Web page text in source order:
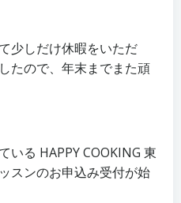
少しだけ休暇をいただ
たので、年末までまた頑
いる HAPPY COOKING 東
スンのお申込み受付が始